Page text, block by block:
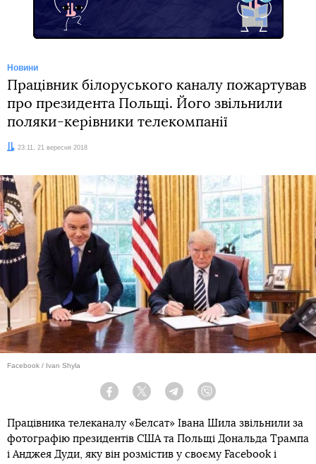
Новини
Працівник білоруського каналу пожартував
про президента Польщі. Його звільнили
поляки-керівники телекомпанії
Дата:23:11, 21 вересня 2018
Facebook / Ivan Shyla
Facebook Twitter Telegram
Працівника телеканалу «Белсат» Івана Шила звільнили за
фотографію президентів США та Польщі Дональда Трампа
і Анджея Дуди, яку він розмістив у своєму Facebook і